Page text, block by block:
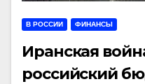
В РОССИИ ФИНАНСЫ
Иранская
российский